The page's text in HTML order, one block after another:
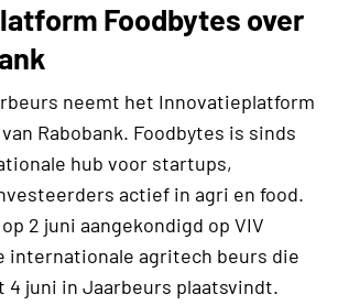
Foodbytes over
neemt het Innovatieplatform
Rabobank. Foodbytes is sinds
hub voor startups,
actief in agri en food.
2 juni aangekondigd op VIV
internationale agritech beurs die
4 juni in Jaarbeurs plaatsvindt.